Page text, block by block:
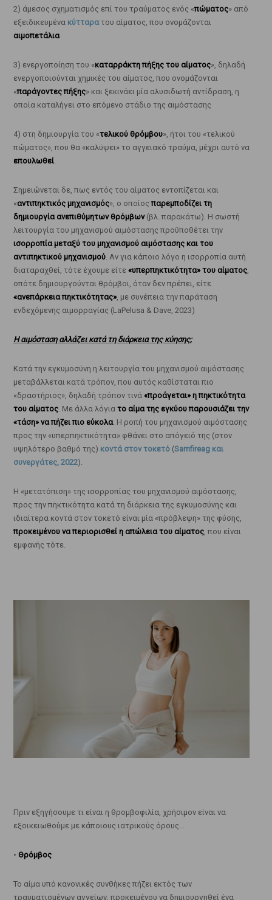
2) άμεσος σχηματισμός επί του τραύματος ενός «πώματος» από
εξειδικευμένα κύτταρατου αίματος, που ονομάζονται
αιμοπετάλια
3) ενεργοποίηση του «καταρράκτη πήξης του αίματος», δηλαδή
ενεργοποιούνται χημικές του αίματος, που ονομάζονται
«παράγοντες πήξης» και ξεκινάει μία αλυσιδωτή αντίδραση, η
οποία καταλήγει στο επόμενο στάδιο της αιμόστασης
4) στη δημιουργία του «τελικού θρόμβου», ήτοι του «τελικού
πώματος», που θα «καλύψει» το αγγειακό τραύμα, μέχρι αυτό να
επουλωθεί.
Σημειώνεται δε, πως εντός του αίματος εντοπίζεται και
«αντιπηκτικός μηχανισμός», ο οποίοςπαρεμποδίζει τη
δημιουργία ανεπιθύμητων θρόμβων(βλ. παρακάτω). Η σωστή
λειτουργία του μηχανισμού αιμόστασης προϋποθέτει την
ισορροπία μεταξύ του μηχανισμού αιμόστασης και του
αντιπηκτικού μηχανισμού. Αν για κάποιο λόγο η ισορροπία αυτή
διαταραχθεί, τότε έχουμε είτε «υπερπηκτικότητα» του αίματος,
οπότε δημιουργούνται θρόμβοι, όταν δεν πρέπει, είτε
«ανεπάρκεια πηκτικότητας», με συνέπεια την παράταση
ενδεχόμενης αιμορραγίας (LaPelusa & Dave, 2023)
Η αιμόσταση αλλάζει κατά τη διάρκεια της κύησης;
Κατά την εγκυμοσύνη η λειτουργία του μηχανισμού αιμόστασης
μεταβάλλεται κατά τρόπον, που αυτός καθίσταται πιο
«δραστήριος», δηλαδή τρόπον τινά «προάγεται» η πηκτικότητα
του αίματος. Με άλλα λόγια το αίμα της εγκύου παρουσιάζει την
«τάση» να πήζει πιο εύκολα. Η ροπή του μηχανισμού αιμόστασης
προς την «υπερπηκτικότητα» φθάνει στο απόγειό της (στον
υψηλότερο βαθμό της) κοντά στον τοκετό(Samfireag και
συνεργάτες, 2022).
Η «μετατόπιση» της ισορροπίας του μηχανισμού αιμόστασης,
προς την πηκτικότητα κατά τη διάρκεια της εγκυμοσύνης και
ιδιαίτερα κοντά στον τοκετό είναι μία «πρόβλεψη» της φύσης,
προκειμένου να περιορισθεί η απώλεια του αίματος, που είναι
εμφανής τότε.
Πριν εξηγήσουμε τι είναι η θρομβοφιλία, χρήσιμον είναι να
εξοικειωθούμε με κάποιους ιατρικούς όρους…
• Θρόμβος
Το αίμα υπό κανονικές συνθήκες πήζει εκτός των
τραυματισμένων αγγείων, προκειμένου να δημιουργηθεί ένα